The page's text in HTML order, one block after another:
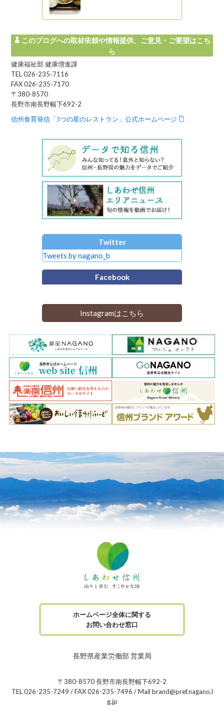
このブログへの取材依頼や情報提供、ご意見・ご要望はこち
ら
健康福祉部 健康増進課
TEL 026-235-7116
FAX 026-235-7170
〒380-8570
長野市南長野幅下692-2
信州食育発信「3つの星のレストラン」公式ホームページ
Twitter
Tweets by nagano_b
Facebook
Instagramはこちら
ホームページ全体に関する
お問い合わせ窓口
長野県産業労働部 営業局
〒380-8570 長野市南長野幅下692-2
TEL 026-235-7249 / FAX 026-235-7496 / Mail brand@pref.nagano.l
g.jp